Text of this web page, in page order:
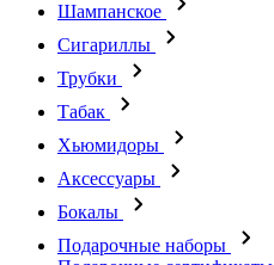
Шампанское
Сигариллы
Трубки
Табак
Хьюмидоры
Аксессуары
Бокалы
Подарочные наборы